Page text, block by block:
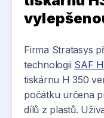
Firma Stratasys
technologii SAF
tiskárnu H 350
počátku určena
dílů z plastů.